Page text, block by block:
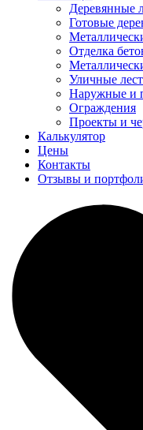
Деревянные
Готовые
Отделка
Уличные
Наружные и
Ограждения
Проекты и
Калькулятор
Цены
Контакты
Отзывы и